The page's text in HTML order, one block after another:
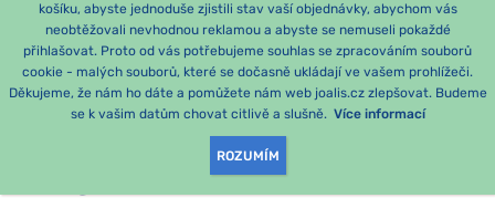
košíku, abyste jednoduše zjistili stav vaší objednávky, abychom vás
neobtěžovali nevhodnou reklamou a abyste se nemuseli pokaždé
přihlašovat. Proto od vás potřebujeme souhlas se zpracováním souborů
cookie - malých souborů, které se dočasně ukládají ve vašem prohlížeči.
Děkujeme, že nám ho dáte a pomůžete nám web joalis.cz zlepšovat. Budeme
se k vašim datům chovat citlivě a slušně. Více informací
ROZUMÍM
ZPĚT
15. DUBNA
Praha
S1 - SALVIE, DIAGNOSTIKA
NA SALVII